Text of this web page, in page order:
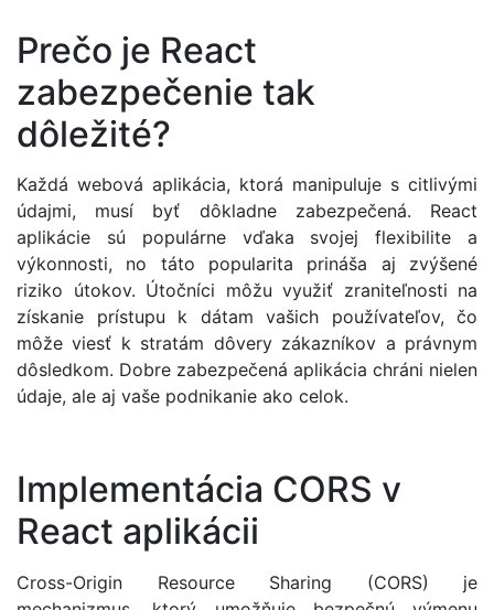
Prečo je React
zabezpečenie tak
dôležité?
Každá webová aplikácia, ktorá manipuluje s citlivými
údajmi, musí byť dôkladne zabezpečená. React
aplikácie sú populárne vďaka svojej flexibilite a
výkonnosti, no táto popularita prináša aj zvýšené
riziko útokov. Útočníci môžu využiť zraniteľnosti na
získanie prístupu k dátam vašich používateľov, čo
môže viesť k stratám dôvery zákazníkov a právnym
dôsledkom. Dobre zabezpečená aplikácia chráni nielen
údaje, ale aj vaše podnikanie ako celok.
Implementácia CORS v
React aplikácii
Cross-Origin Resource Sharing (CORS) je